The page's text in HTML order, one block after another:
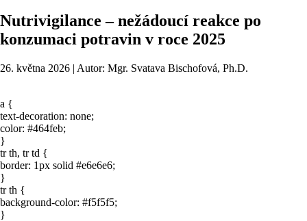
Nutrivigilance – nežádoucí reakce po
konzumaci potravin v roce 2025
26. května 2026 | Autor: Mgr. Svatava Bischofová, Ph.D.
a {
text-decoration: none;
color: #464feb;
}
tr th, tr td {
border: 1px solid #e6e6e6;
}
tr th {
background-color: #f5f5f5;
}